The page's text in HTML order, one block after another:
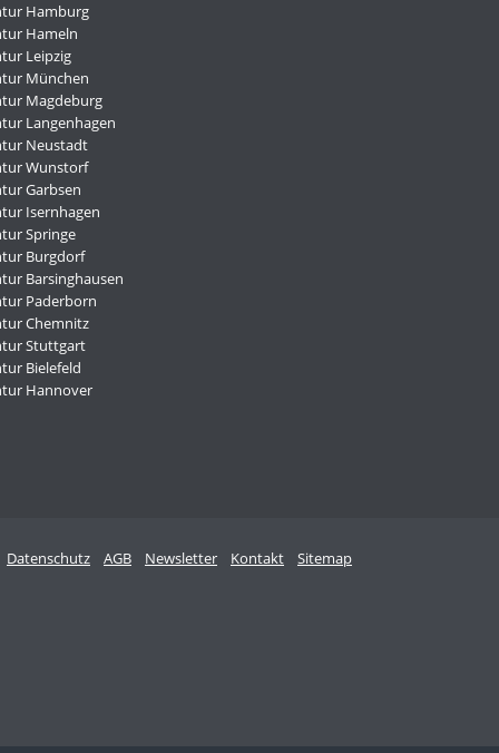
Hamburg
Hameln
Leipzig
München
Magdeburg
Langenhagen
Neustadt
Wunstorf
Garbsen
Isernhagen
Springe
Burgdorf
Barsinghausen
Paderborn
Chemnitz
Stuttgart
Bielefeld
Hannover
Datenschutz AGB Newsletter Kontakt Sitemap